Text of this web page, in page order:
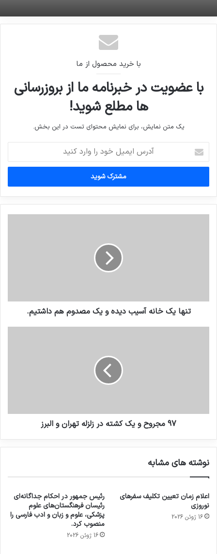
با خرید محصول از ما
با عضویت در خبرنامه ما از بروزرسانی
ها مطلع شوید!
یک متن نمایش، برای نمایش محتوای تست در این بخش.
ایمیل
خود
وارد
کنید
تنها یک خانه آسیب دیده و یک مصدوم هم داشتیم.
97 مجروح و یک کشته در زلزله تهران و البرز
نوشته های مشابه
اعلام زمان تعیین تکلیف سفرهای
نوروزی
16 ژوئن 2026
رئیس جمهور در احکام جداگانه‌ای
رئیسان فرهنگستان‌های علوم
پزشکی، علوم و زبان و ادب فارسی را
منصوب کرد.
16 ژوئن 2026